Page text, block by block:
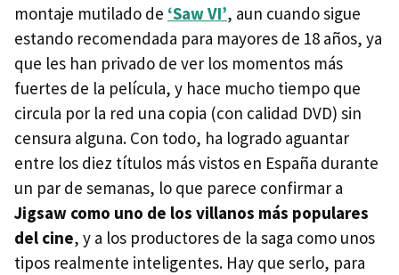
montaje mutilado de ‘Saw VI’, aun cuando sigue
estando recomendada para mayores de 18 años, ya
que les han privado de ver los momentos más
fuertes de la película, y hace mucho tiempo que
circula por la red una copia (con calidad DVD) sin
censura alguna. Con todo, ha logrado aguantar
entre los diez títulos más vistos en España durante
un par de semanas, lo que parece confirmar a
Jigsaw como uno de los villanos más populares
del cine, y a los productores de la saga como unos
tipos realmente inteligentes. Hay que serlo, para